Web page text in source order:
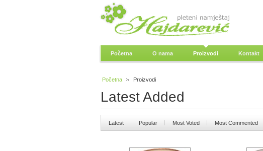
Početna O nama Proizvodi Kontakt
Početna Proizvodi
Latest Added
Latest Popular Most Voted Most Commented